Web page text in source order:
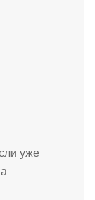
уже